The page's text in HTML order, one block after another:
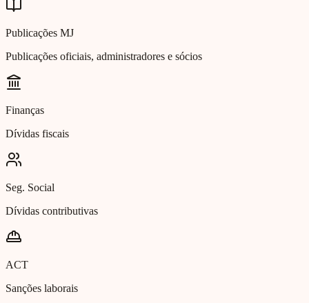
Publicações MJ
Publicações oficiais, administradores e sócios
Finanças
Dívidas fiscais
Seg. Social
Dívidas contributivas
ACT
Sanções laborais